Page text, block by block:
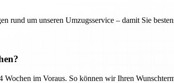
rund um unseren Umzugsservice – damit Sie
im Voraus. So können wir Ihren